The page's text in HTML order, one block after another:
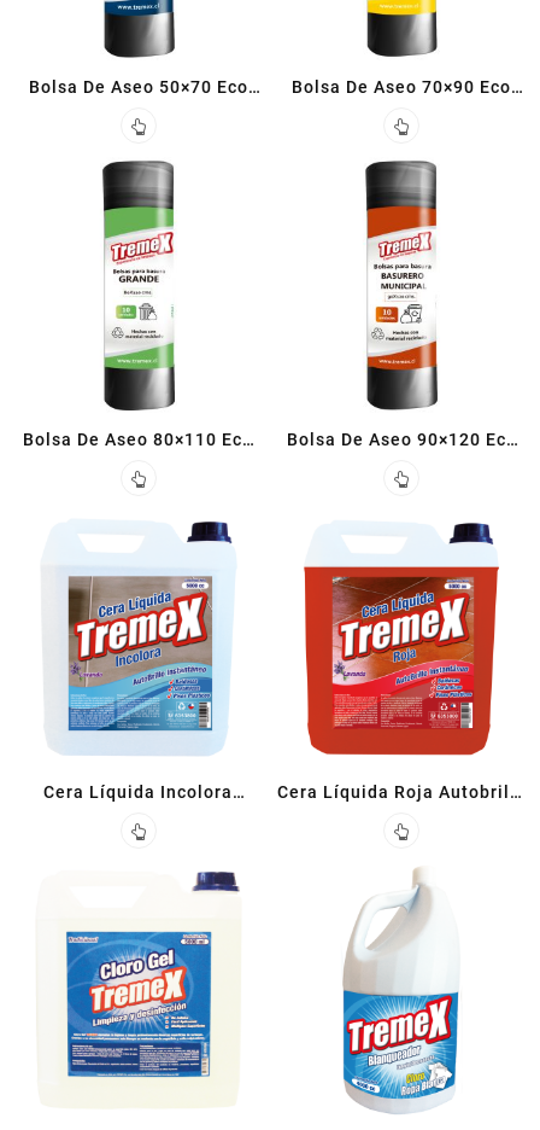
Bolsa De Aseo 50×70 Eco
Activa (10 un)
Bolsa De Aseo 70×90 Eco
Activa (10 un)
Bolsa De Aseo 80×110 Eco
Activa (10 un)
Bolsa De Aseo 90×120 Eco
Activa (10 un)
Cera Líquida Incolora
Cera Líquida Roja Autobrillo
5 L